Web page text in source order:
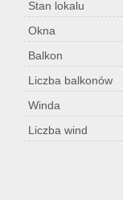
Stan lokalu
Okna
Balkon
Liczba balkonów
Winda
Liczba wind